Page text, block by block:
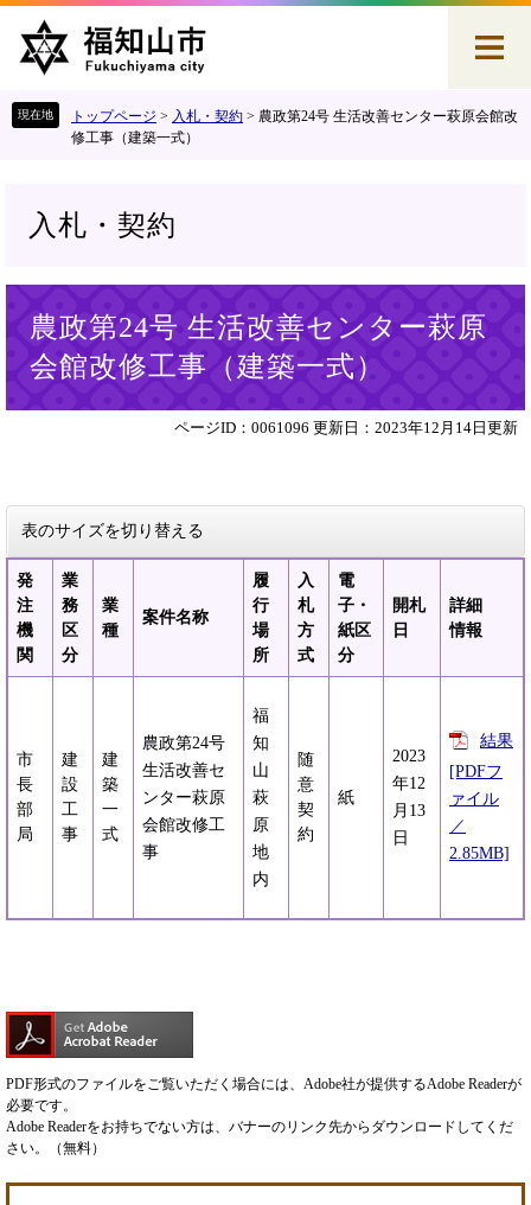
へ
トップページ > 入札・契約 > 農政第24号 生活改善センター萩原会館改
修工事（建築一式）
入札・契約
農政第24号 生活改善センター萩原
会館改修工事（建築一式）
ページID：0061096 更新日：2023年12月14日更新
表のサイズを切り替える
発
注
機
関
業
務
区
分
業
種
案件名称
履
行
場
所
入
札
方
式
電
子・
紙区
分
開札
日
詳細
情報
市
長
部
局
建
設
工
事
建
築
一
式
農政第24号
生活改善セ
ンター萩原
会館改修工
事
福
知
山
萩
原
地
内
随
意
契
約
紙
2023
年12
月13
日
結果
[PDFフ
ァイル
／
2.85MB]
PDF形式のファイルをご覧いただく場合には、Adobe社が提供するAdobe Readerが
必要です。
Adobe Readerをお持ちでない方は、バナーのリンク先からダウンロードしてくだ
さい。（無料）